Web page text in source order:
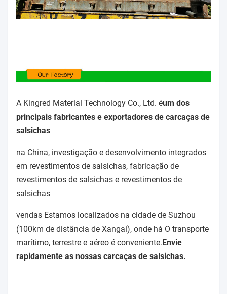
A Kingred Material Technology Co., Ltd. éum dos
principais fabricantes e exportadores de carcaças de
salsichas
na China, investigação e desenvolvimento integrados
em revestimentos de salsichas, fabricação de
revestimentos de salsichas e revestimentos de
salsichas
vendas Estamos localizados na cidade de Suzhou
(100km de distância de Xangai), onde há O transporte
marítimo, terrestre e aéreo é conveniente.Envie
rapidamente as nossas carcaças de salsichas.